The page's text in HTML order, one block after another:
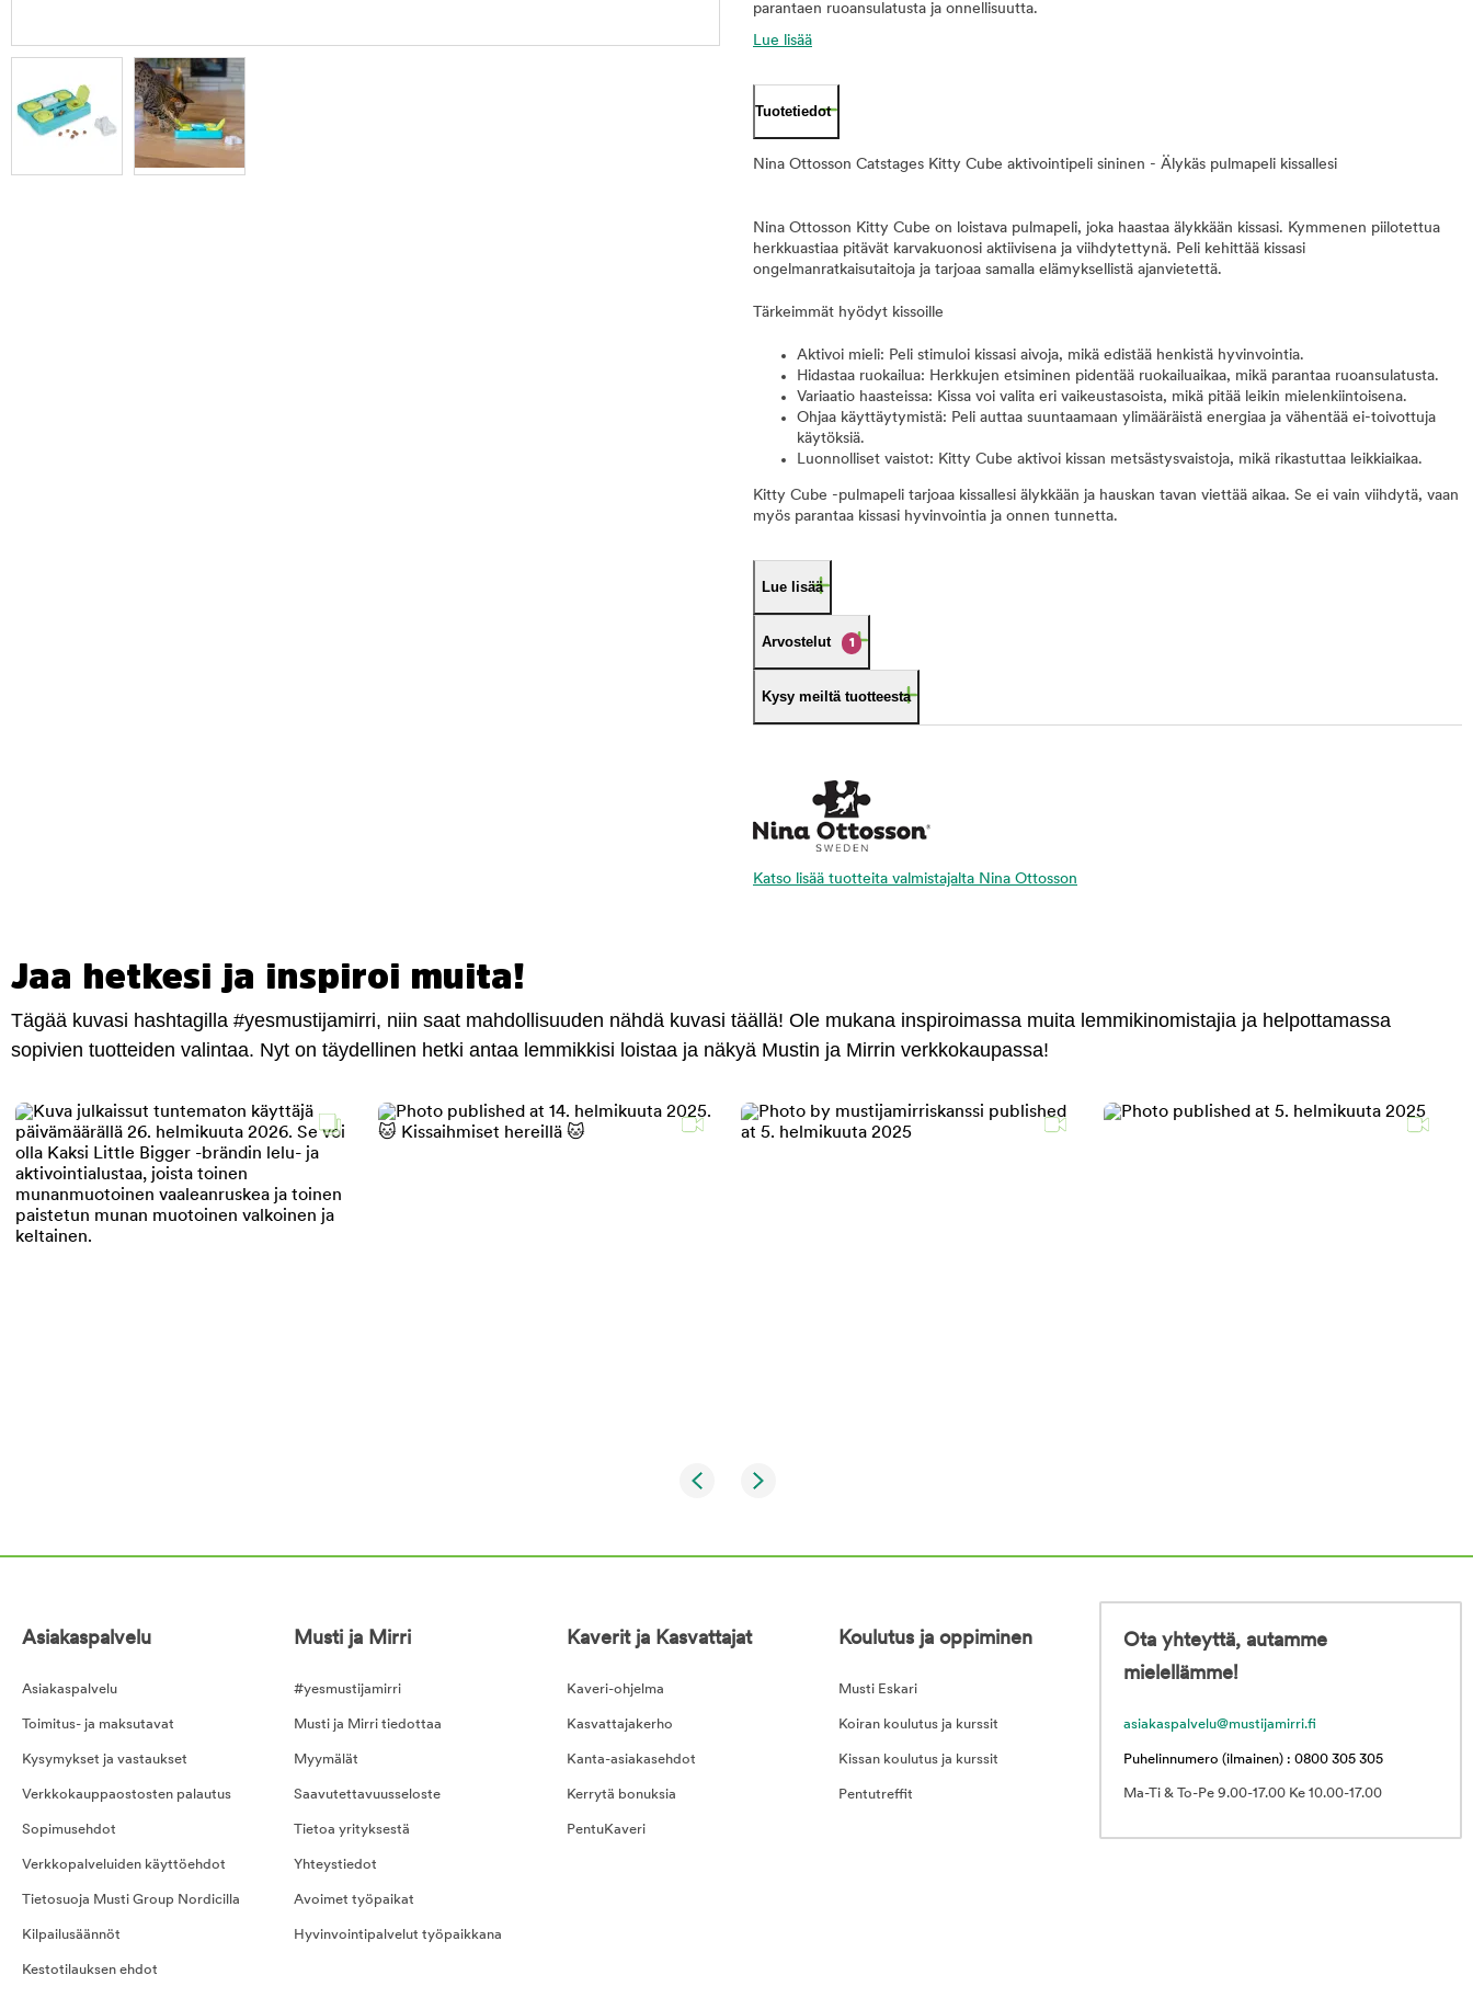
parantaen ruoansulatusta ja onnellisuutta.
Lue lisää
Tuotetiedot
Nina Ottosson Catstages Kitty Cube aktivointipeli sininen - Älykäs pulmapeli kissallesi
Nina Ottosson Kitty Cube on loistava pulmapeli, joka haastaa älykkään kissasi. Kymmenen piilotettua
herkkuastiaa pitävät karvakuonosi aktiivisena ja viihdytettynä. Peli kehittää kissasi
ongelmanratkaisutaitoja ja tarjoaa samalla elämyksellistä ajanvietettä.
Tärkeimmät hyödyt kissoille
Aktivoi mieli: Peli stimuloi kissasi aivoja, mikä edistää henkistä hyvinvointia.
Hidastaa ruokailua: Herkkujen etsiminen pidentää ruokailuaikaa, mikä parantaa ruoansulatusta.
Variaatio haasteissa: Kissa voi valita eri vaikeustasoista, mikä pitää leikin mielenkiintoisena.
Ohjaa käyttäytymistä: Peli auttaa suuntaamaan ylimääräistä energiaa ja vähentää ei-toivottuja
käytöksiä.
Luonnolliset vaistot: Kitty Cube aktivoi kissan metsästysvaistoja, mikä rikastuttaa leikkiaikaa.
Kitty Cube -pulmapeli tarjoaa kissallesi älykkään ja hauskan tavan viettää aikaa. Se ei vain viihdytä, vaan
myös parantaa kissasi hyvinvointia ja onnen tunnetta.
Lue lisää
Arvostelut 1
Kysy meiltä tuotteesta
Katso lisää tuotteita valmistajalta Nina Ottosson
Jaa hetkesi ja inspiroi muita!
Tägää kuvasi hashtagilla #yesmustijamirri, niin saat mahdollisuuden nähdä kuvasi täällä! Ole mukana inspiroimassa muita lemmikinomistajia ja helpottamassa
sopivien tuotteiden valintaa. Nyt on täydellinen hetki antaa lemmikkisi loistaa ja näkyä Mustin ja Mirrin verkkokaupassa!
Asiakaspalvelu
Asiakaspalvelu
Toimitus- ja maksutavat
Kysymykset ja vastaukset
Verkkokauppaostosten palautus
Sopimusehdot
Verkkopalveluiden käyttöehdot
Tietosuoja Musti Group Nordicilla
Kilpailusäännöt
Kestotilauksen ehdot
Musti ja Mirri
#yesmustijamirri
Musti ja Mirri tiedottaa
Myymälät
Saavutettavuusseloste
Tietoa yrityksestä
Yhteystiedot
Avoimet työpaikat
Hyvinvointipalvelut työpaikkana
Kaverit ja Kasvattajat
Kaveri-ohjelma
Kasvattajakerho
Kanta-asiakasehdot
Kerrytä bonuksia
PentuKaveri
Koulutus ja oppiminen
Musti Eskari
Koiran koulutus ja kurssit
Kissan koulutus ja kurssit
Pentutreffit
Ota yhteyttä, autamme
mielellämme!
asiakaspalvelu@mustijamirri.fi
Puhelinnumero (ilmainen) : 0800 305 305
Ma-Ti & To-Pe 9.00-17.00 Ke 10.00-17.00